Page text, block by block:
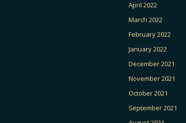
April 2022
March 2022
February 2022
January 2022
December 2021
November 2021
October 2021
September 2021